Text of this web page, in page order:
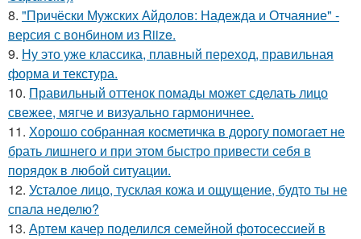
8. "Причёски Мужских Айдолов: Надежда и Отчаяние" -
версия с вонбином из Riize.
9. Ну это уже классика, плавный переход, правильная
форма и текстура.
10. Правильный оттенок помады может сделать лицо
свежее, мягче и визуально гармоничнее.
11. Хорошо собранная косметичка в дорогу помогает не
брать лишнего и при этом быстро привести себя в
порядок в любой ситуации.
12. Усталое лицо, тусклая кожа и ощущение, будто ты не
спала неделю?
13. Артем качер поделился семейной фотосессией в